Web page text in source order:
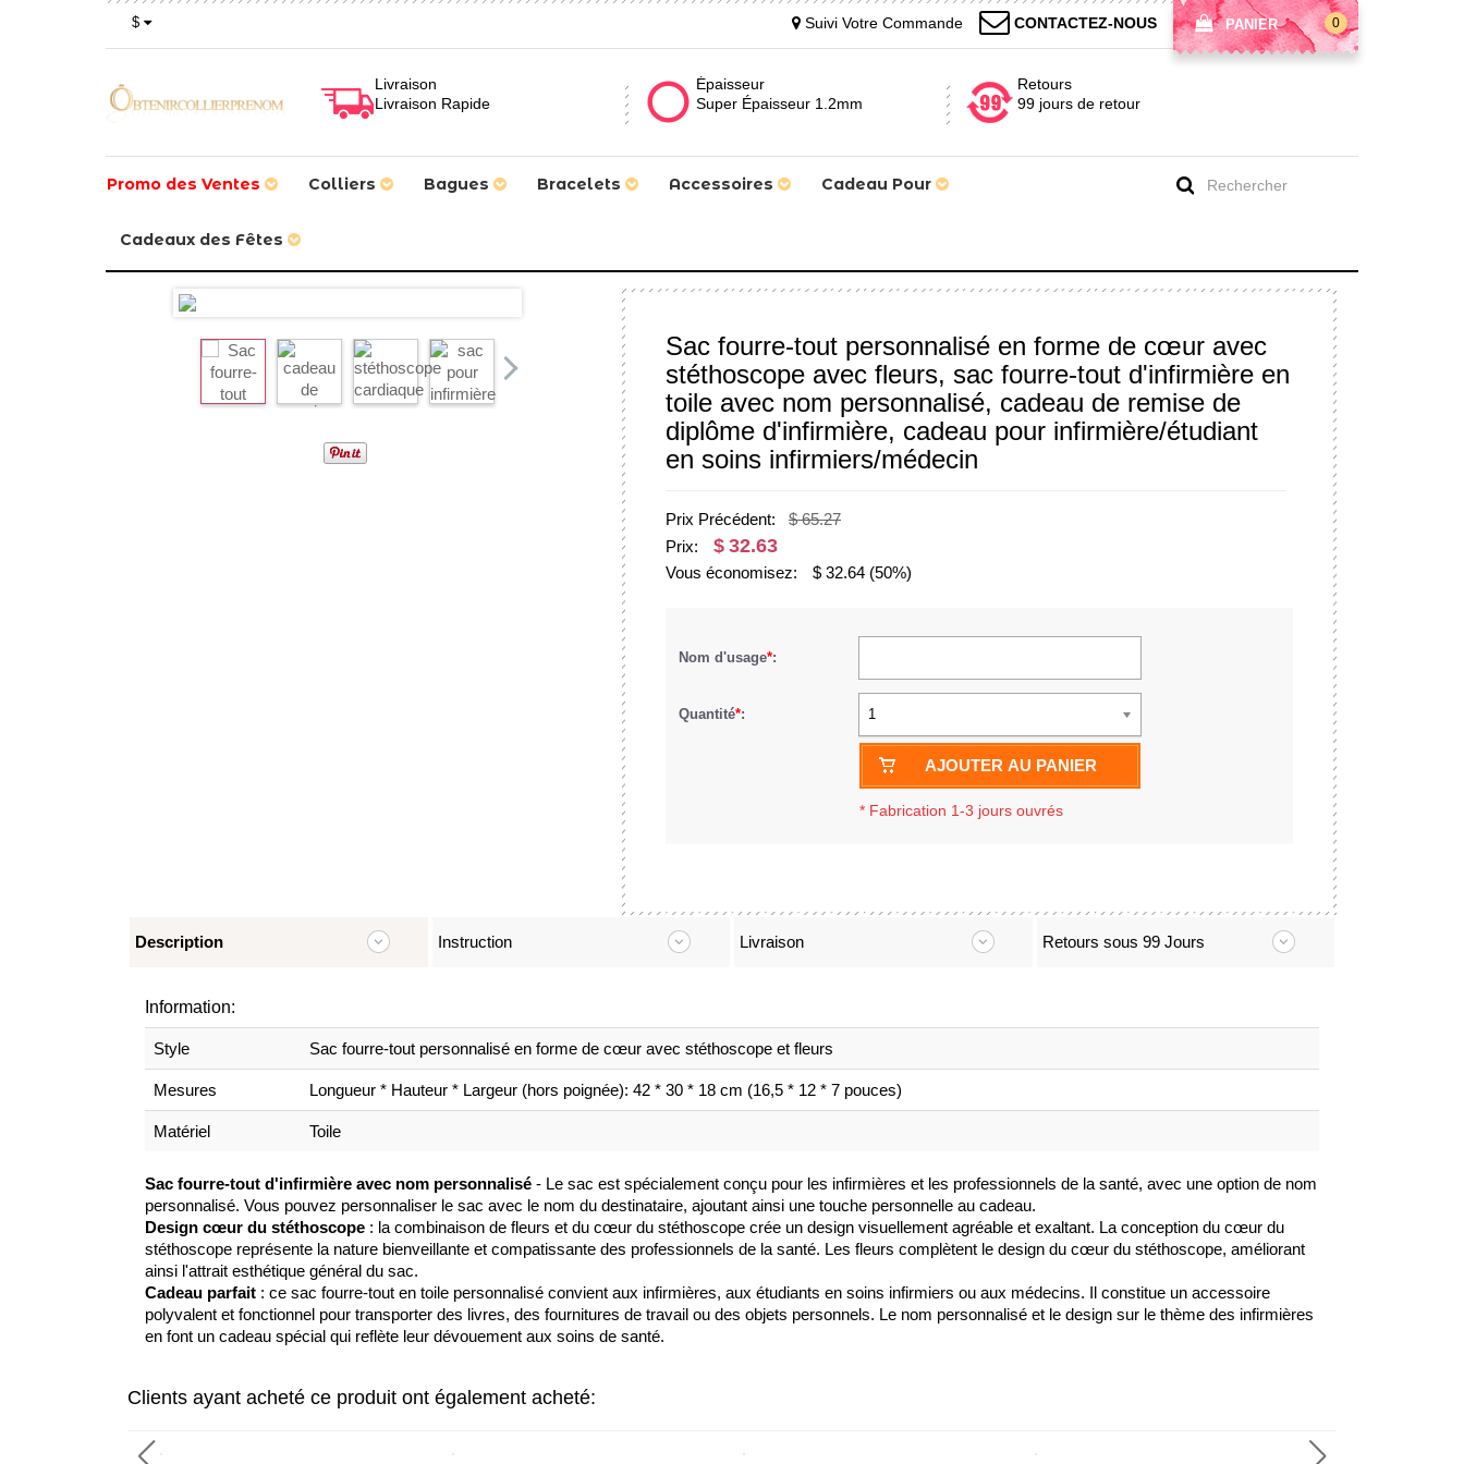
$ PANIER 0
CONTACTEZ-NOUS
Suivi Votre Commande
Livraison
Livraison Rapide
Épaisseur
Super Épaisseur 1.2mm
Retours
99 jours de retour
Promo des Ventes Colliers Bagues Bracelets Accessoires Cadeau Pour
Cadeaux des Fêtes
Sac fourre-tout personnalisé en forme de cœur avec
stéthoscope avec fleurs, sac fourre-tout d'infirmière en
toile avec nom personnalisé, cadeau de remise de
diplôme d'infirmière, cadeau pour infirmière/étudiant
en soins infirmiers/médecin
Prix Précédent:
$ 65.27
Prix:
$ 32.63
Vous économisez: $ 32.64 (50%)
Nom d'usage*:
Quantité*: 1
AJOUTER AU PANIER
* Fabrication 1-3 jours ouvrés
Description Instruction Livraison Retours sous 99 Jours
Information:
Style Sac fourre-tout personnalisé en forme de cœur avec stéthoscope et fleurs
Mesures Longueur * Hauteur * Largeur (hors poignée): 42 * 30 * 18 cm (16,5 * 12 * 7 pouces)
Matériel Toile
Sac fourre-tout d'infirmière avec nom personnalisé - Le sac est spécialement conçu pour les infirmières et les professionnels de la santé, avec une option de nom
personnalisé. Vous pouvez personnaliser le sac avec le nom du destinataire, ajoutant ainsi une touche personnelle au cadeau.
Design cœur du stéthoscope : la combinaison de fleurs et du cœur du stéthoscope crée un design visuellement agréable et exaltant. La conception du cœur du
stéthoscope représente la nature bienveillante et compatissante des professionnels de la santé. Les fleurs complètent le design du cœur du stéthoscope, améliorant
ainsi l'attrait esthétique général du sac.
Cadeau parfait : ce sac fourre-tout en toile personnalisé convient aux infirmières, aux étudiants en soins infirmiers ou aux médecins. Il constitue un accessoire
polyvalent et fonctionnel pour transporter des livres, des fournitures de travail ou des objets personnels. Le nom personnalisé et le design sur le thème des infirmières
en font un cadeau spécial qui reflète leur dévouement aux soins de santé.
Clients ayant acheté ce produit ont également acheté: